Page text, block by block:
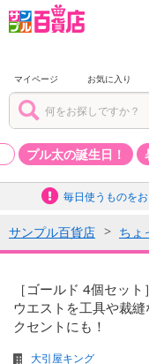
マイページ お気に入り
プル太の誕生日！
毎日使うものを
サンプル百貨店 ちょ
［ゴールド 4個セッ
ウエストを工具や裁
クセントにも！
大引屋キング